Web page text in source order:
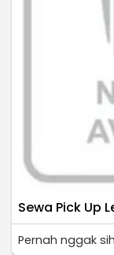
Sewa Pick Up
Pernah nggak